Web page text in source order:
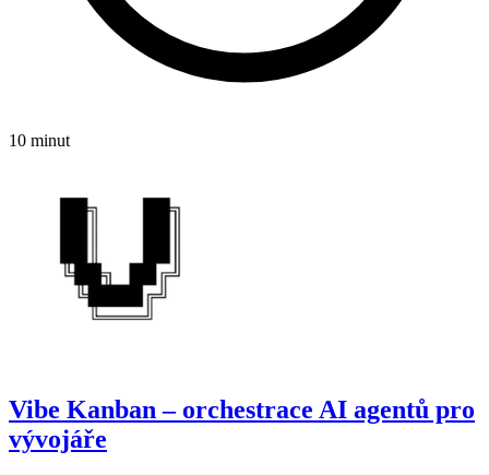
10 minut
Vibe Kanban – orchestrace AI agentů pro
vývojáře